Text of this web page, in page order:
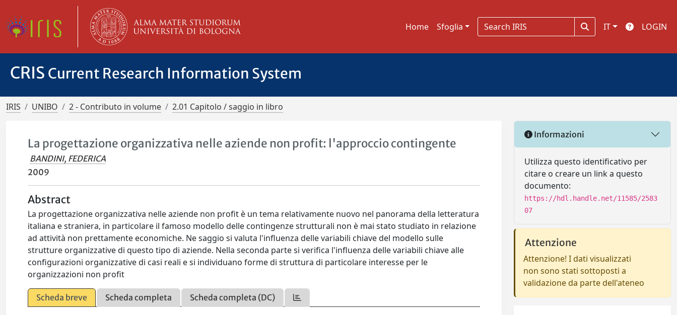
Home Sfoglia IT LOGIN
CRIS Current Research Information System
IRIS UNIBO 2 - Contributo in volume 2.01 Capitolo / saggio in libro
La progettazione organizzativa nelle aziende non profit: l'approccio contingente
BANDINI, FEDERICA
2009
Abstract
La progettazione organizzativa nelle aziende non profit è un tema relativamente nuovo nel panorama della letteratura
italiana e straniera, in particolare il famoso modello delle contingenze strutturali non è mai stato studiato in relazione
ad attività non prettamente economiche. Ne saggio si valuta l'influenza delle variabili chiave del modello sulle
strutture organizzative di questo tipo di aziende. Nella seconda parte si verifica l'influenza delle variabili chiave alle
configurazioni organizzative di casi reali e si individuano forme di struttura di particolare interesse per le
organizzazioni non profit
Scheda breve Scheda completa Scheda completa (DC)
Informazioni
Utilizza questo identificativo per
citare o creare un link a questo
documento:
https://hdl.handle.net/11585/2583
07
Attenzione
Attenzione! I dati visualizzati
non sono stati sottoposti a
validazione da parte dell'ateneo